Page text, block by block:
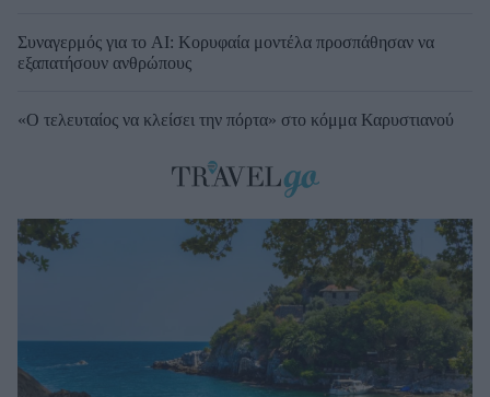
Συναγερμός για το AI: Κορυφαία μοντέλα προσπάθησαν να
εξαπατήσουν ανθρώπους
«Ο τελευταίος να κλείσει την πόρτα» στο κόμμα Καρυστιανού